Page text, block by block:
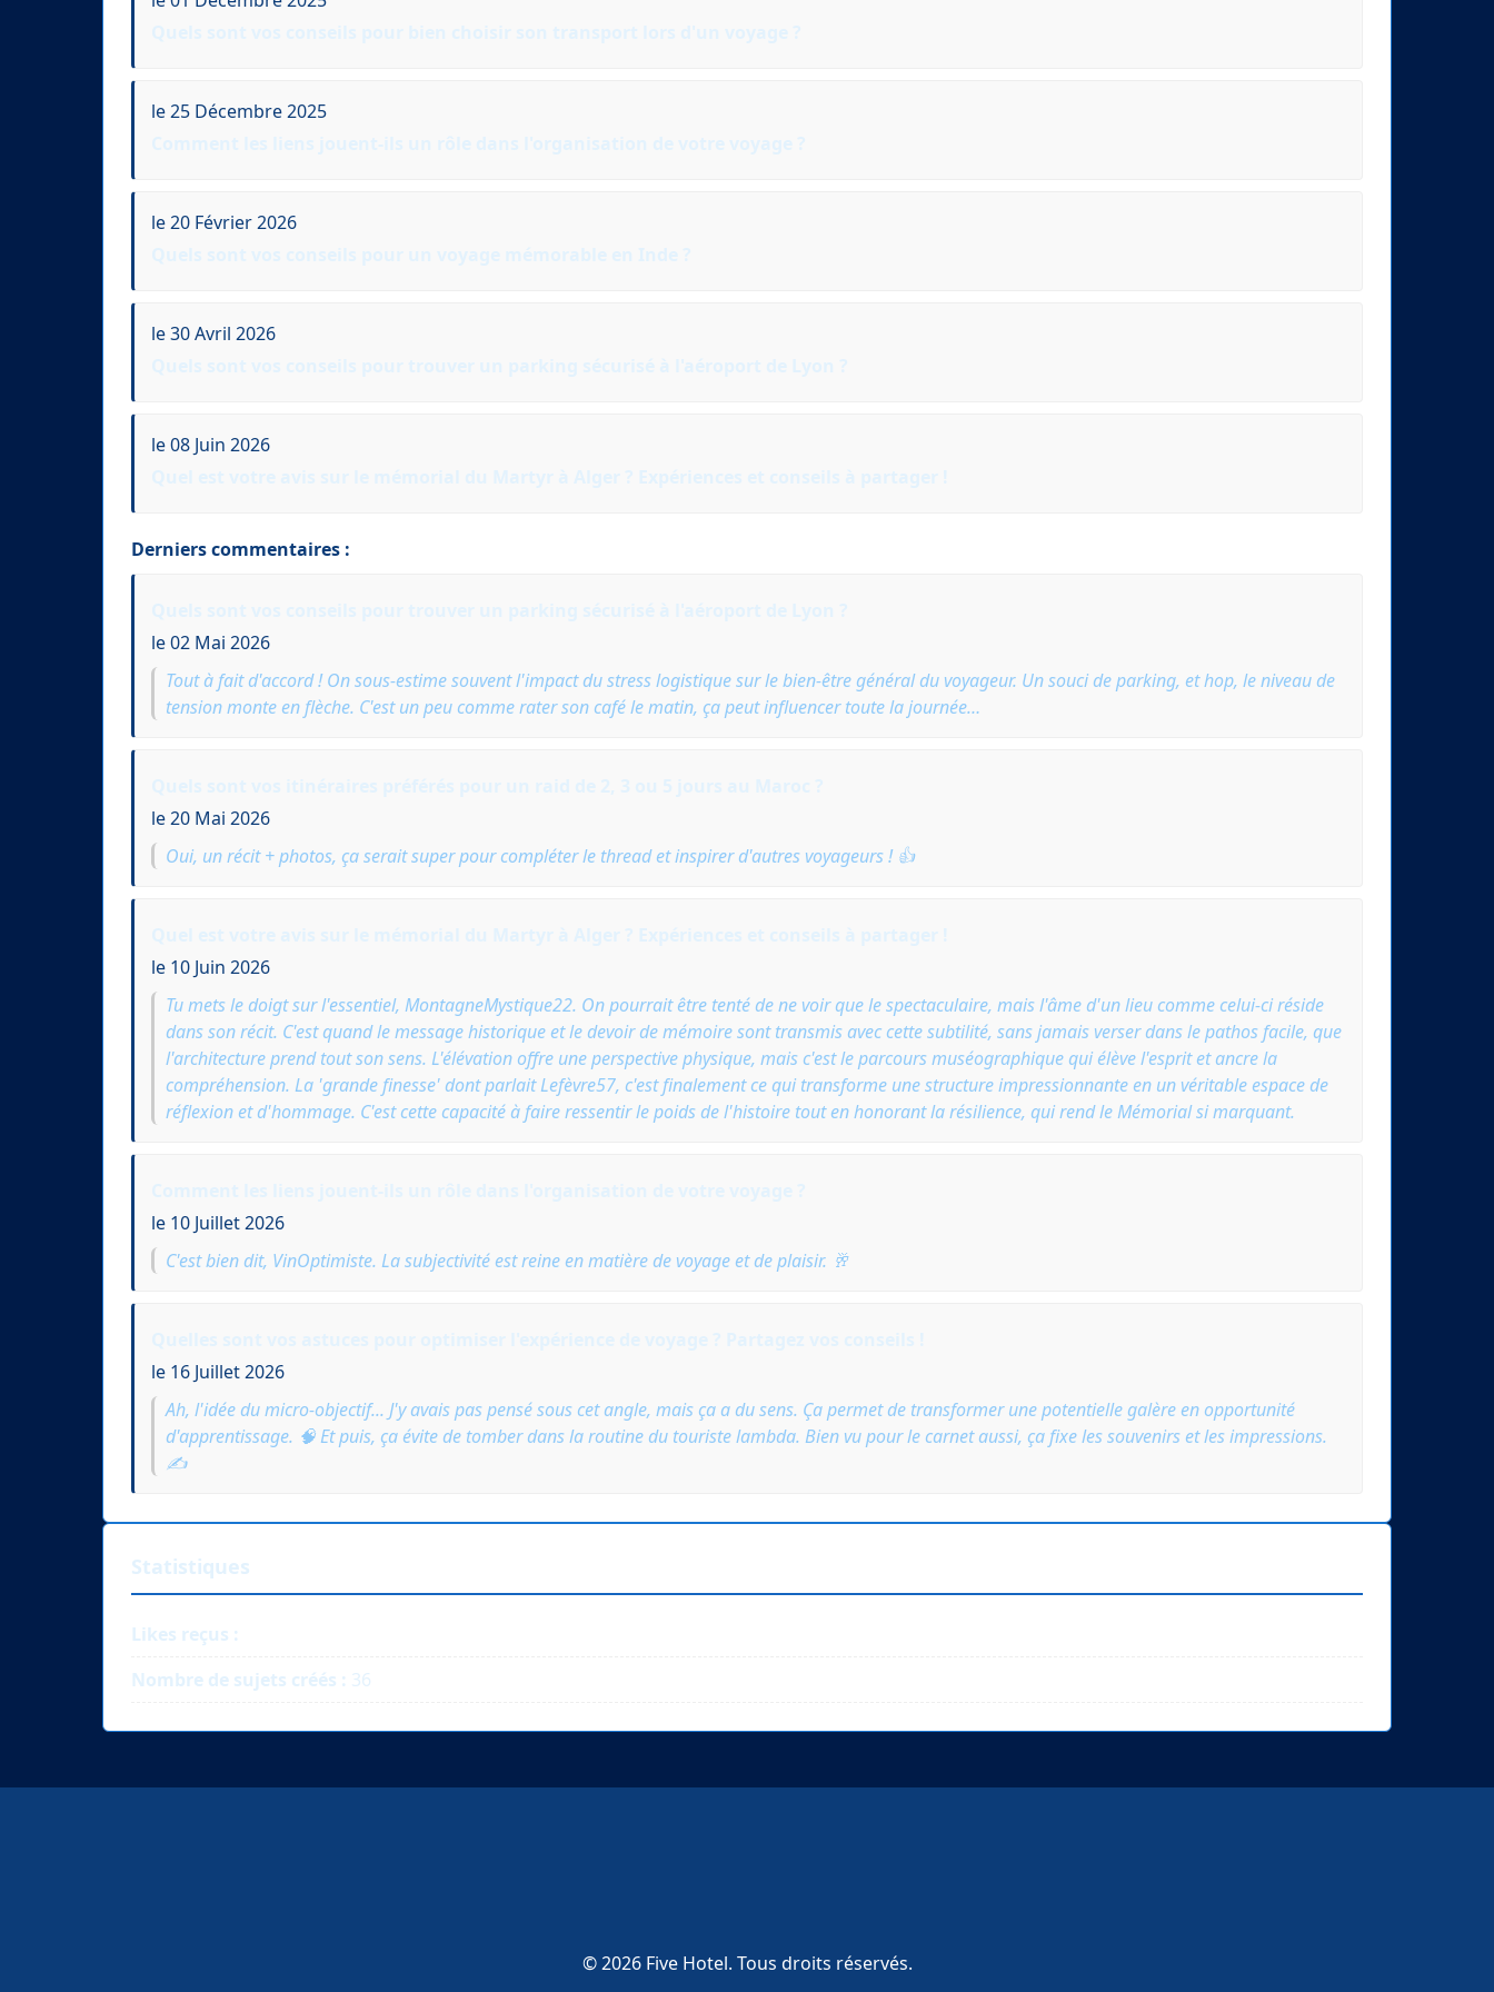
le 25 Décembre 2025
le 20 Février 2026
le 30 Avril 2026
le 08 Juin 2026
Derniers commentaires :
le 02 Mai 2026
Tout à fait d'accord ! On sous-estime souvent l'impact du stress logistique sur le bien-être général du voyageur. Un souci de parking, et hop, le niveau de
tension monte en flèche. C'est un peu comme rater son café le matin, ça peut influencer toute la journée…
le 20 Mai 2026
Oui, un récit + photos, ça serait super pour compléter le thread et inspirer d'autres voyageurs ! 👍
le 10 Juin 2026
Tu mets le doigt sur l'essentiel, MontagneMystique22. On pourrait être tenté de ne voir que le spectaculaire, mais l'âme d'un lieu comme celui-ci réside
dans son récit. C'est quand le message historique et le devoir de mémoire sont transmis avec cette subtilité, sans jamais verser dans le pathos facile, que
l'architecture prend tout son sens. L'élévation offre une perspective physique, mais c'est le parcours muséographique qui élève l'esprit et ancre la
compréhension. La 'grande finesse' dont parlait Lefèvre57, c'est finalement ce qui transforme une structure impressionnante en un véritable espace de
réflexion et d'hommage. C'est cette capacité à faire ressentir le poids de l'histoire tout en honorant la résilience, qui rend le Mémorial si marquant.
le 10 Juillet 2026
C'est bien dit, VinOptimiste. La subjectivité est reine en matière de voyage et de plaisir. 🥂
le 16 Juillet 2026
Ah, l'idée du micro-objectif... J'y avais pas pensé sous cet angle, mais ça a du sens. Ça permet de transformer une potentielle galère en opportunité
d'apprentissage. 🧠 Et puis, ça évite de tomber dans la routine du touriste lambda. Bien vu pour le carnet aussi, ça fixe les souvenirs et les impressions.
✍️
Statistiques
Likes reçus :
Nombre de sujets créés : 36
© 2026 Five Hotel. Tous droits réservés.